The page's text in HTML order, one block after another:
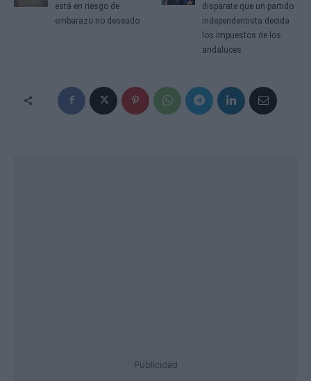
está en riesgo de
embarazo no deseado
disparate que un partido
independentista decida
los impuestos de los
andaluces
Publicidad